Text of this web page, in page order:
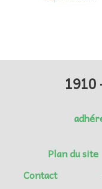
1910
Plan du site
Contact